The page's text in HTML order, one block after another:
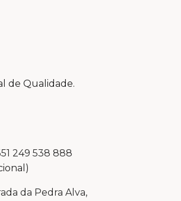
de Qualidade.
249 538 888
da Pedra Alva,